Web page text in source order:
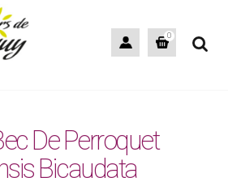
0
De Perroquet
Bicaudata